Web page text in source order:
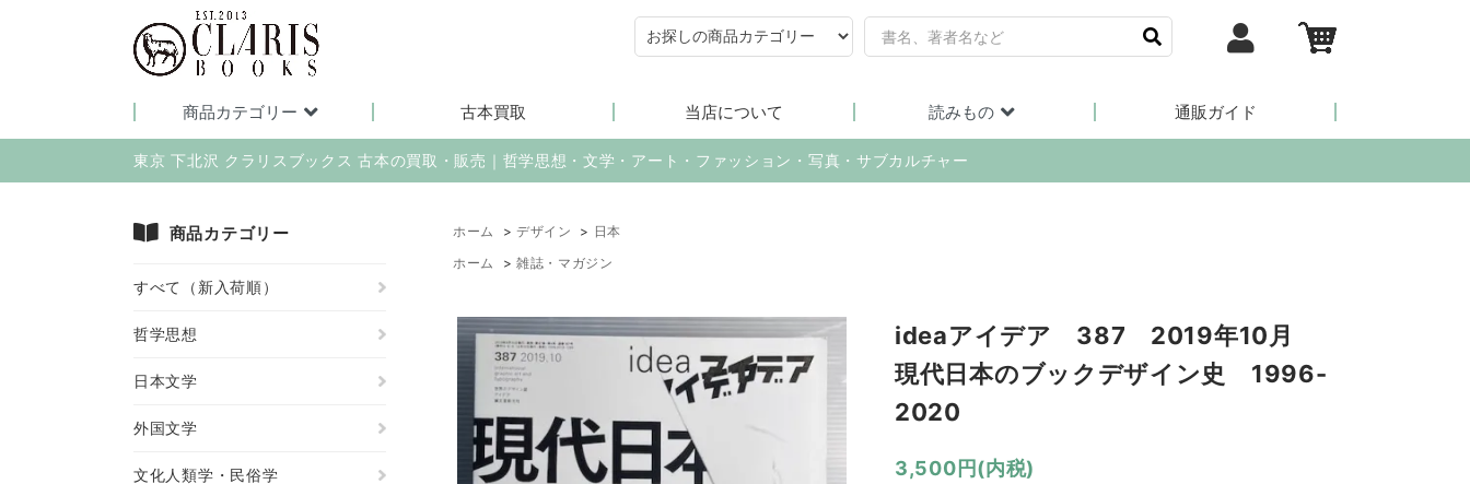
商品カテゴリー 古本買取 当店について 読みもの 通販ガイド
東京 下北沢 クラリスブックス 古本の買取・販売｜哲学思想・文学・アート・ファッション・写真・サブカルチャー
ホーム > デザイン > 日本
ホーム
> 雑誌・マガジン
ideaアイデア 387 2019年10月
現代日本のブックデザイン史 1996-
2020
3,500円(内税)
商品カテゴリー
すべて（新入荷順）
哲学思想
日本文学
外国文学
文化人類学・民俗学